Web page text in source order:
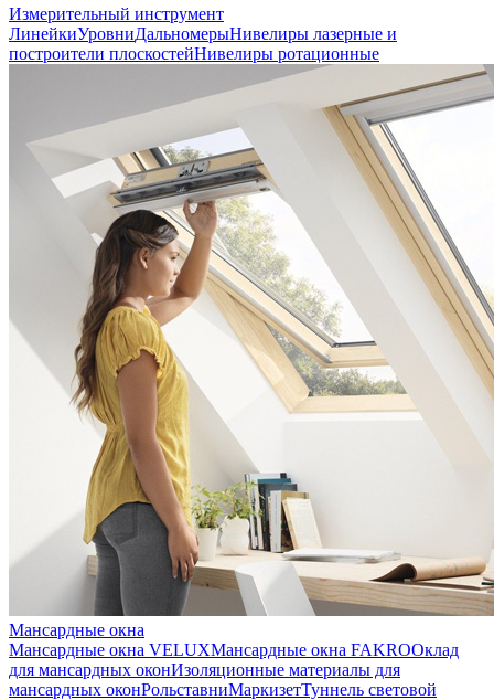
Измерительный инструмент
ЛинейкиУровниДальномерыНивелиры лазерные и
построители плоскостейНивелиры ротационные
Мансардные окна
Мансардные окна VELUXМансардные окна FAKROОклад
для мансардных оконИзоляционные материалы для
мансардных оконРольставниМаркизетТуннель световой